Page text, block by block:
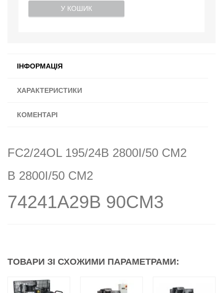
У КОШИК
ІНФОРМАЦІЯ
ХАРАКТЕРИСТИКИ
КОМЕНТАРІ
FC2/24OL 195/24B 2800I/50 CM2
B 2800I/50 CM2
74241A29B 90CM3
ТОВАРИ ЗІ СХОЖИМИ ПАРАМЕТРАМИ: